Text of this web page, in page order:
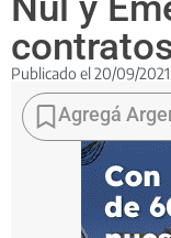
Publicado el 20/09/2021
Las
dos
firmas
componían
Hidrovía
continuarán,
Agregá